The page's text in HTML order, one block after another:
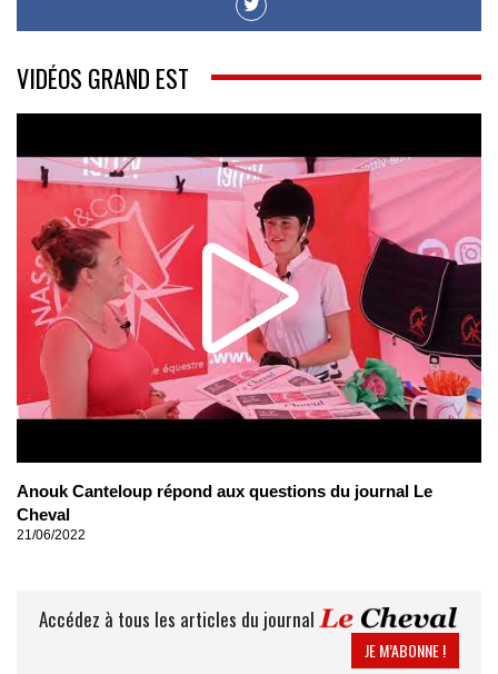
VIDÉOS GRAND EST
Anouk Canteloup répond aux questions du journal Le
Cheval
21/06/2022
Accédez à tous les articles du journal
JE M’ABONNE !